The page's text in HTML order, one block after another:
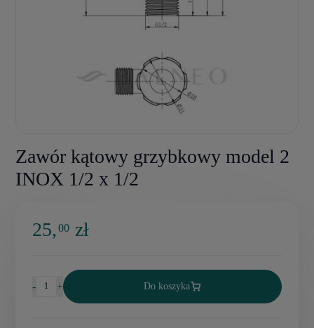
Zawór kątowy grzybkowy model 2
INOX 1/2 x 1/2
25,00 zł
- + Do koszyka